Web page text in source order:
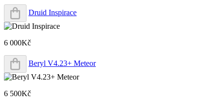
Druid Inspirace
6 000Kč
Beryl V4.23+ Meteor
6 500Kč